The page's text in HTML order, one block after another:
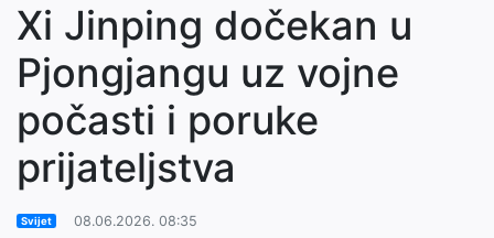
Xi Jinping dočekan u
Pjongjangu uz vojne
počasti i poruke
prijateljstva
Svijet 08.06.2026. 08:35